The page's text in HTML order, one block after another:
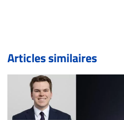
de validation, un droit de réponse.
Bien à vous,
La Rédaction de Droit-inc.com
Articles similaires